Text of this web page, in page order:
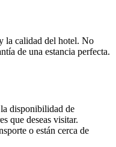
la calidad del hotel. No
de una estancia perfecta.
disponibilidad de
que deseas visitar.
o están cerca de